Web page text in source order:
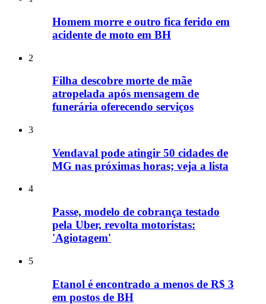
Homem morre e outro fica ferido em
acidente de moto em BH
2
Filha descobre morte de mãe
atropelada após mensagem de
funerária oferecendo serviços
3
Vendaval pode atingir 50 cidades de
MG nas próximas horas; veja a lista
4
Passe, modelo de cobrança testado
pela Uber, revolta motoristas:
'Agiotagem'
5
Etanol é encontrado a menos de R$ 3
em postos de BH